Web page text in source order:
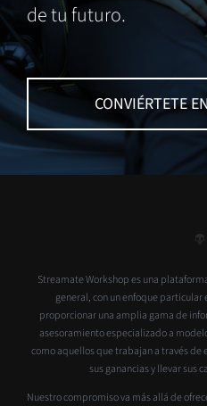
de tu futuro.
CONVIÉRTETE
Streamate Workshop es una
general, con un enfoque
proporcionar una amplia gama de
asesoramiento especializado a
como aquellos que trabajan a través
sus ganancias y llevar sus
Nuestro compromiso va más allá de